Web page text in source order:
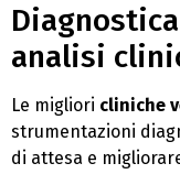
analisi
Le migliori cliniche
strumentazioni
di attesa e